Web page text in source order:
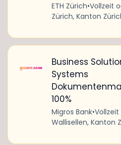
ETH Zürich•Vollzeit
Zürich, Kanton
Business
Systems
100%
Migros Bank•
Wallisellen, Kanton